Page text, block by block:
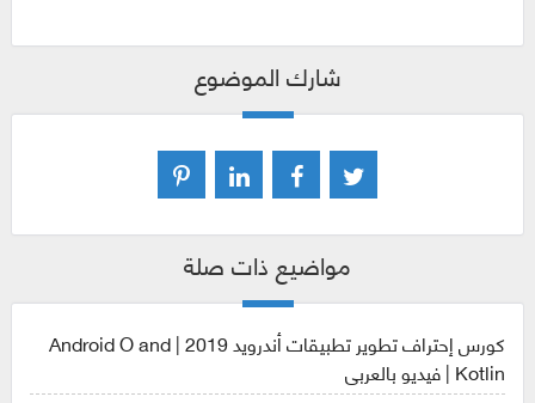
شارك الموضوع
مواضيع ذات صلة
كورس إحتراف تطوير تطبيقات أندرويد 2019 | Android O and
Kotlin | فيديو بالعربى